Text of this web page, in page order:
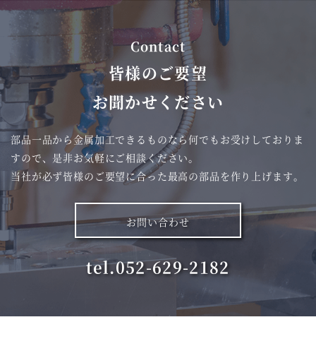
Contact
皆様のご要望
お聞かせください
部品一品から金属加工できるものなら何でもお受けしておりま
すので、 是非お気軽にご相談ください。
当社が必ず皆様のご要望に合った最高の部品を作り上げます。
お問い合わせ
tel.052-629-2182